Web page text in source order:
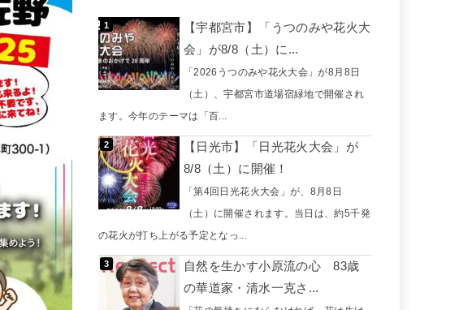
【宇都宮市】「うつのみや花火大
会」が8/8（土）に...
「2026うつのみや花火大会」が8月8日
（土）、宇都宮市道場宿緑地で開催され
ます。今年のテーマは「百...
【日光市】「日光花火大会」が
8/8（土）に開催！
「第4回日光花火大会」が、8月8日
（土）に開催されます。当日は、約5千発
の花火が打ち上がる予定となっ...
自然を生かす小原流の心 83歳
の華道家・清水一克さ...